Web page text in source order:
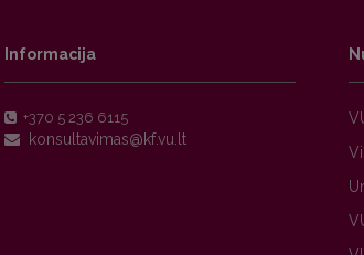
Informacija
+370 5 236 6115